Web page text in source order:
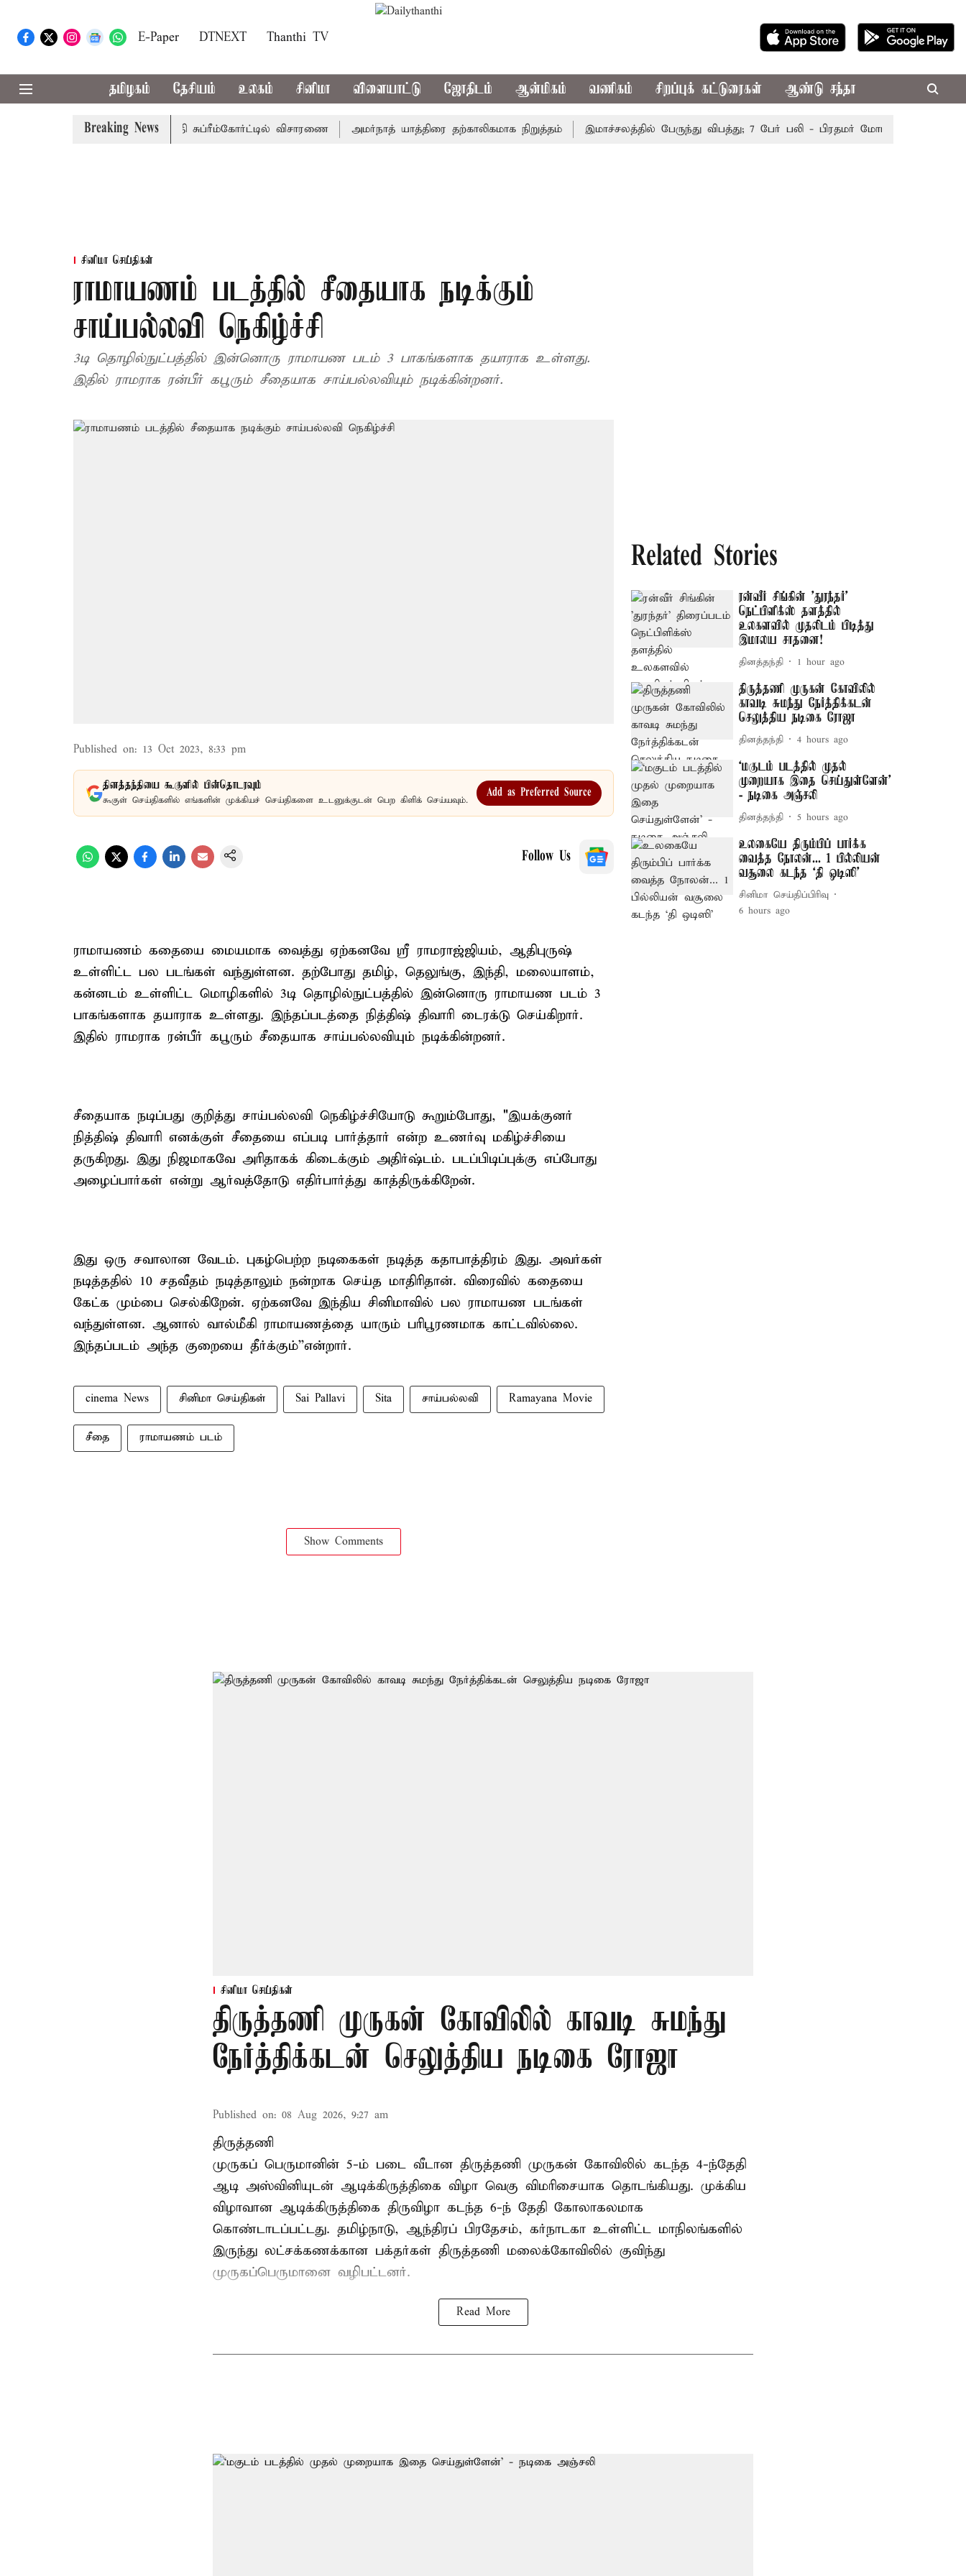
E-Paper DTNEXT Thanthi TV
தமிழகம் தேசியம் உலகம் சினிமா விளையாட்டு ஜோதிடம் ஆன்மிகம் வணிகம் சிறப்புக் கட்டுரைகள் ஆண்டு சந்தா
Breaking News
வழக்கு; வரும் 14ம்தேதி சுப்ரீம்கோர்ட்டில் விசாரணை அமர்நாத் யாத்திரை தற்காலிகமாக நிறுத்தம் இமாச்சலத்தில் பேருந்து விபத்து; 7 பேர் பலி - பிரதமர் மோடி இரங்கல்
சினிமா செய்திகள்
ராமாயணம் படத்தில் சீதையாக நடிக்கும்
சாய்பல்லவி நெகிழ்ச்சி
3டி தொழில்நுட்பத்தில் இன்னொரு ராமாயண படம் 3 பாகங்களாக தயாராக உள்ளது.
இதில் ராமராக ரன்பீர் கபூரும் சீதையாக சாய்பல்லவியும் நடிக்கின்றனர்.
Published on: 13 Oct 2023, 8:33 pm
தினத்தந்தியை கூகுளில் பின்தொடரவும்
கூகுள் செய்திகளில் எங்களின் முக்கியச் செய்திகளை உடனுக்குடன் பெற கிளிக் செய்யவும்.
Add as Preferred Source
Follow Us
ராமாயணம் கதையை மையமாக வைத்து ஏற்கனவே ஸ்ரீ ராமராஜ்ஜியம், ஆதிபுருஷ்
உள்ளிட்ட பல படங்கள் வந்துள்ளன. தற்போது தமிழ், தெலுங்கு, இந்தி, மலையாளம்,
கன்னடம் உள்ளிட்ட மொழிகளில் 3டி தொழில்நுட்பத்தில் இன்னொரு ராமாயண படம் 3
பாகங்களாக தயாராக உள்ளது. இந்தப்படத்தை நித்திஷ் திவாரி டைரக்டு செய்கிறார்.
இதில் ராமராக ரன்பீர் கபூரும் சீதையாக சாய்பல்லவியும் நடிக்கின்றனர்.
சீதையாக நடிப்பது குறித்து சாய்பல்லவி நெகிழ்ச்சியோடு கூறும்போது, "இயக்குனர்
நித்திஷ் திவாரி எனக்குள் சீதையை எப்படி பார்த்தார் என்ற உணர்வு மகிழ்ச்சியை
தருகிறது. இது நிஜமாகவே அரிதாகக் கிடைக்கும் அதிர்ஷ்டம். படப்பிடிப்புக்கு எப்போது
அழைப்பார்கள் என்று ஆர்வத்தோடு எதிர்பார்த்து காத்திருக்கிறேன்.
இது ஒரு சவாலான வேடம். புகழ்பெற்ற நடிகைகள் நடித்த கதாபாத்திரம் இது. அவர்கள்
நடித்ததில் 10 சதவீதம் நடித்தாலும் நன்றாக செய்த மாதிரிதான். விரைவில் கதையை
கேட்க மும்பை செல்கிறேன். ஏற்கனவே இந்திய சினிமாவில் பல ராமாயண படங்கள்
வந்துள்ளன. ஆனால் வால்மீகி ராமாயணத்தை யாரும் பரிபூரணமாக காட்டவில்லை.
இந்தப்படம் அந்த குறையை தீர்க்கும்''என்றார்.
cinema News சினிமா செய்திகள் Sai Pallavi Sita சாய்பல்லவி Ramayana Movie
சீதை ராமாயணம் படம்
Show Comments
Related Stories
ரன்வீர் சிங்கின் 'துரந்தர்'
நெட்பிளிக்ஸ் தளத்தில்
உலகளவில் முதலிடம் பிடித்து
இமாலய சாதனை!
தினத்தந்தி 1 hour ago
திருத்தணி முருகன் கோவிலில்
காவடி சுமந்து நேர்த்திக்கடன்
செலுத்திய நடிகை ரோஜா
தினத்தந்தி 4 hours ago
‘மகுடம் படத்தில் முதல்
முறையாக இதை செய்துள்ளேன்’
- நடிகை அஞ்சலி
தினத்தந்தி 5 hours ago
உலகையே திரும்பிப் பார்க்க
வைத்த நோலன்... 1 பில்லியன்
வசூலை கடந்த ‘தி ஒடிஸி’
சினிமா செய்திப்பிரிவு
6 hours ago
சினிமா செய்திகள்
திருத்தணி முருகன் கோவிலில் காவடி சுமந்து
நேர்த்திக்கடன் செலுத்திய நடிகை ரோஜா
Published on: 08 Aug 2026, 9:27 am
திருத்தணி
முருகப் பெருமானின் 5-ம் படை வீடான திருத்தணி முருகன் கோவிலில் கடந்த 4-ந்தேதி
ஆடி அஸ்வினியுடன் ஆடிக்கிருத்திகை விழா வெகு விமரிசையாக தொடங்கியது. முக்கிய
விழாவான ஆடிக்கிருத்திகை திருவிழா கடந்த 6-ந் தேதி கோலாகலமாக
கொண்டாடப்பட்டது. தமிழ்நாடு, ஆந்திரப் பிரதேசம், கர்நாடகா உள்ளிட்ட மாநிலங்களில்
இருந்து லட்சக்கணக்கான பக்தர்கள் திருத்தணி மலைக்கோவிலில் குவிந்து
முருகப்பெருமானை வழிபட்டனர்.
Read More